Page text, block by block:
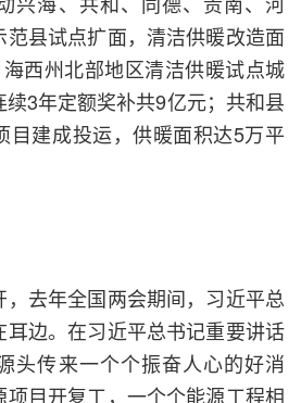
县试点扩面，清洁供暖改造面
西州北部地区清洁供暖试点城
3年定额奖补共9亿元；共和县
目建成投运，供暖面积达5万平
去年全国两会期间，习近平总
边。在习近平总书记重要讲话
头传来一个个振奋人心的好消
目开复工，一个个能源工程相